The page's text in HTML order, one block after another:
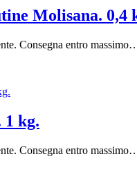
Molisana. 0,4
Consegna entro
1 kg.
Consegna entro